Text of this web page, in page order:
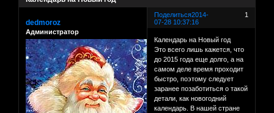
Поделиться 1
2014-
07-28 10:37:16
dedmoroz
Администратор
Календарь на Новый год
Это всего лишь кажется, что
до 2015 года еще долго, а на
самом деле время проходит
быстро, поэтому следует
заранее позаботиться о такой
детали, как новогодний
календарь. В нашей стране